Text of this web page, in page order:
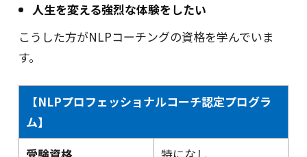
人生を変える強烈な体験をしたい
こうした方がNLPコーチングの資格を学んでいま
す。
【NLPプロフェッショナルコーチ認定プログラ
ム】